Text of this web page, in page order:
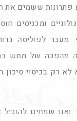
פתרונות ששמים את
ומכניסים
מעבר לפוליסה
מהפכה של ממש
רק בכיסוי סיכון
ואנו שמחים